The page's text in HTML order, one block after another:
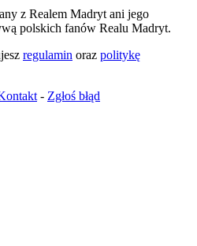
z Realem Madryt ani jego
polskich fanów Realu Madryt.
regulamin oraz politykę
- Zgłoś błąd